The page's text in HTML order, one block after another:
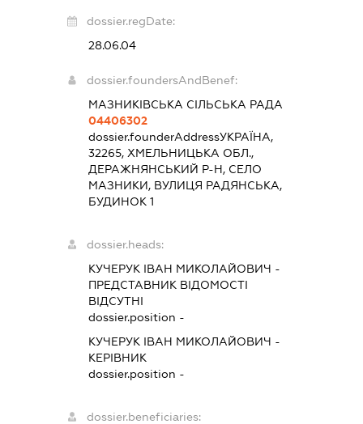
dossier.regDate:
28.06.04
dossier.foundersAndBenef:
МАЗНИКІВСЬКА СІЛЬСЬКА РАДА
04406302
dossier.founderAddressУКРАЇНА,
32265, ХМЕЛЬНИЦЬКА ОБЛ.,
ДЕРАЖНЯНСЬКИЙ Р-Н, СЕЛО
МАЗНИКИ, ВУЛИЦЯ РАДЯНСЬКА,
БУДИНОК 1
dossier.heads:
КУЧЕРУК ІВАН МИКОЛАЙОВИЧ -
ПРЕДСТАВНИК ВІДОМОСТІ
ВІДСУТНІ
dossier.position -
КУЧЕРУК ІВАН МИКОЛАЙОВИЧ -
КЕРІВНИК
dossier.position -
dossier.beneficiaries: